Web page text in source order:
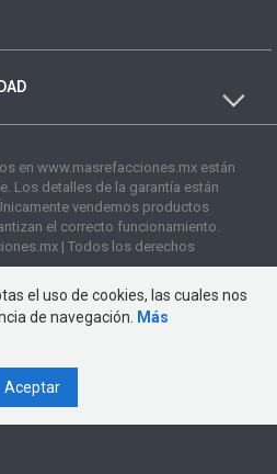
en www.masrefacciones.mx están
Los detalles de la garantía están
vendemos productos
el correcto funcionamiento.
| Todos los derechos
el uso de cookies, las cuales nos
de navegación.
Más
Aceptar